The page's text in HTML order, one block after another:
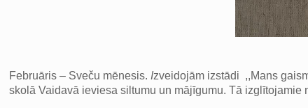
Februāris – Sveču mēnesis. Izveidojām izstādi ,,Mans
skolā Vaidavā ieviesa siltumu un mājīgumu. Tā